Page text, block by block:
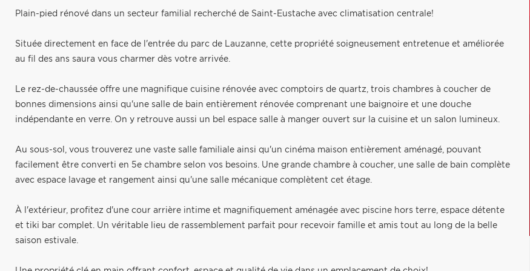
Plain-pied rénové dans un secteur familial recherché de Saint-Eustache avec climatisation centrale!
Située directement en face de l'entrée du parc de Lauzanne, cette propriété soigneusement entretenue et améliorée
au fil des ans saura vous charmer dès votre arrivée.
Le rez-de-chaussée offre une magnifique cuisine rénovée avec comptoirs de quartz, trois chambres à coucher de
bonnes dimensions ainsi qu'une salle de bain entièrement rénovée comprenant une baignoire et une douche
indépendante en verre. On y retrouve aussi un bel espace salle à manger ouvert sur la cuisine et un salon lumineux.
Au sous-sol, vous trouverez une vaste salle familiale ainsi qu'un cinéma maison entièrement aménagé, pouvant
facilement être converti en 5e chambre selon vos besoins. Une grande chambre à coucher, une salle de bain complète
avec espace lavage et rangement ainsi qu'une salle mécanique complètent cet étage.
À l'extérieur, profitez d'une cour arrière intime et magnifiquement aménagée avec piscine hors terre, espace détente
et tiki bar complet. Un véritable lieu de rassemblement parfait pour recevoir famille et amis tout au long de la belle
saison estivale.